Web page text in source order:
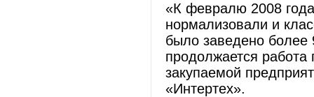
«К февралю 2008
нормализовали и
было заведено более
продолжается
закупаемой
«Интертех».